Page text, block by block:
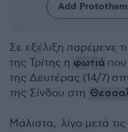
Add
Σε εξέλιξη παρέμενε
της Τρίτης η φωτιά
της Δευτέρας (14/7)
της Σίνδου στη
Μάλιστα, λίγο μετά